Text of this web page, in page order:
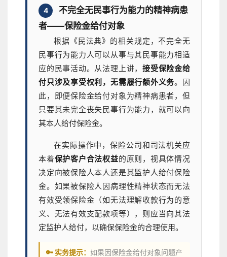
4
不完全无民事行为能力的精神病患
者——保险金给付对象
根据《民法典》的相关规定，不完全无
民事行为能力人可以从事与其民事能力相适
应的民事活动。从法理上讲，接受保险金给
付只涉及享受权利，无需履行额外义务。因
此，即便保险金给付对象为精神病患者，但
只要其未完全丧失民事行为能力，就可以向
其本人给付保险金。
在实际操作中，保险公司和司法机关应
本着保护客户合法权益的原则，视具体情况
决定向被保险人本人还是其监护人给付保险
金。如果被保险人因病理性精神状态而无法
有效受领保险金（如无法理解收款行为的意
义、无法有效支配款项等），则应当向其法
定监护人给付，以确保保险金的合理使用。
🔑 实务提示： 如果因保险金给付对象问题产